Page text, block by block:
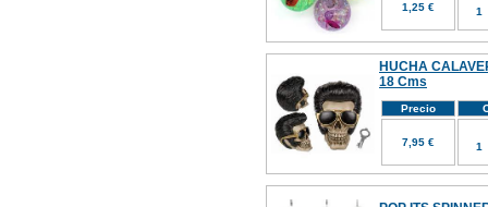
1,25 €
HUCHA
18 Cms
Precio
7,95 €